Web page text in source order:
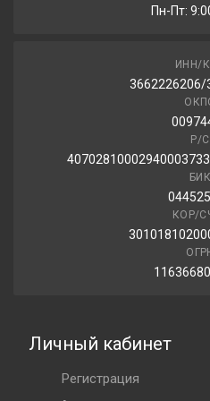
4
Viatti Brina V-521
4
Пн-Пт:
ИНН/
3662226206/
Р/С
БИК
КОР/
Личный кабинет
Регистрация